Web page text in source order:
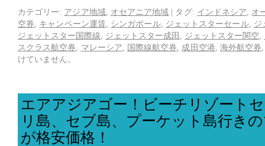
カテゴリー: アジア地域 オセアニア地域 | タグ: インドネシア
オ
空券
キャンペーン運賃 シンガポール, ジェットスターセール,
ジ
ジェットスター国際線
ジェットスター成田 ジェットスター関空
スクラス航空券
マレーシア 国際線航空券 成田空港 海外航空券
けていません。
エアアジアゴー！ビーチリゾート
リ島、セブ島、プーケット島行き
が格安価格！